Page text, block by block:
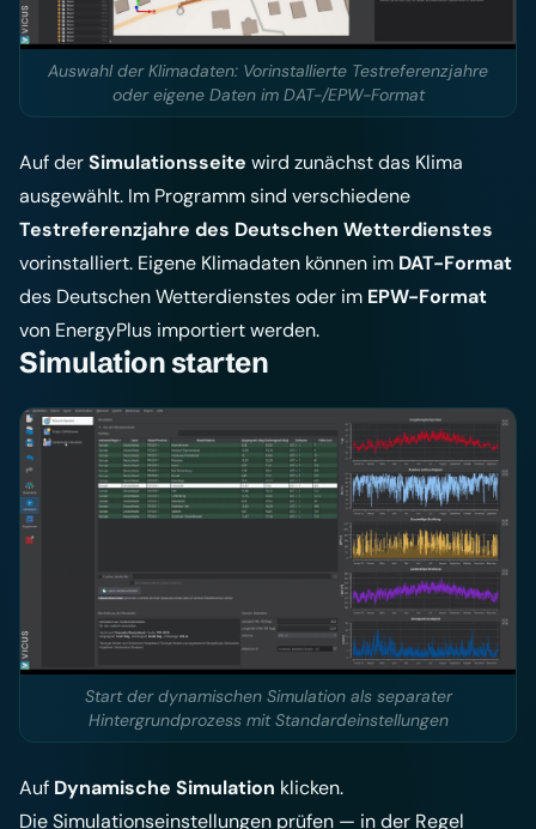
Auswahl der Klimadaten: Vorinstallierte Testreferenzjahre
oder eigene Daten im DAT-/EPW-Format
Auf derSimulationsseite wird zunächst das Klima
ausgewählt. Im Programm sind verschiedene
Testreferenzjahre des Deutschen Wetterdienstes
vorinstalliert. Eigene Klimadaten können im DAT-Format
des Deutschen Wetterdienstes oder im EPW-Format
von EnergyPlus importiert werden.
Simulation starten
Start der dynamischen Simulation als separater
Hintergrundprozess mit Standardeinstellungen
Auf Dynamische Simulation klicken.
Die Simulationseinstellungen prüfen — in der Regel